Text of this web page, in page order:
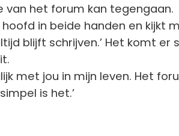
van het forum kan tegengaan.
in beide handen en kijkt
blijft schrijven.’ Het komt er
met jou in mijn leven. Het
is het.’